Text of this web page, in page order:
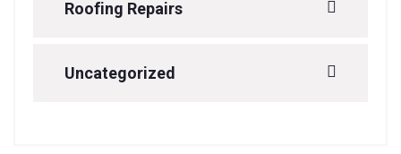
Roofing Repairs
Uncategorized